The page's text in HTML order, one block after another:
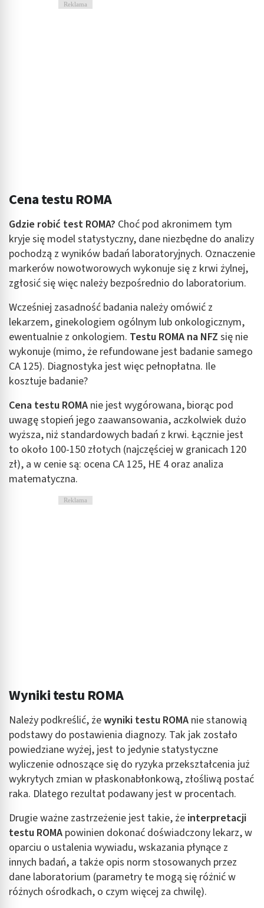
Reklama
Cena testu ROMA
Gdzie robić test ROMA? Choć pod akronimem tym
kryje się model statystyczny, dane niezbędne do analizy
pochodzą z wyników badań laboratoryjnych. Oznaczenie
markerów nowotworowych wykonuje się z krwi żylnej,
zgłosić się więc należy bezpośrednio do laboratorium.
Wcześniej zasadność badania należy omówić z
lekarzem, ginekologiem ogólnym lub onkologicznym,
ewentualnie z onkologiem. Testu ROMA na NFZ się nie
wykonuje (mimo, że refundowane jest badanie samego
CA 125). Diagnostyka jest więc pełnopłatna. Ile
kosztuje badanie?
Cena testu ROMA nie jest wygórowana, biorąc pod
uwagę stopień jego zaawansowania, aczkolwiek dużo
wyższa, niż standardowych badań z krwi. Łącznie jest
to około 100-150 złotych (najczęściej w granicach 120
zł), a w cenie są: ocena CA 125, HE 4 oraz analiza
matematyczna.
Reklama
Wyniki testu ROMA
Należy podkreślić, żewyniki testu ROMA nie stanowią
podstawy do postawienia diagnozy. Tak jak zostało
powiedziane wyżej, jest to jedynie statystyczne
wyliczenie odnoszące się do ryzyka przekształcenia już
wykrytych zmian w płaskonabłonkową, złośliwą postać
raka. Dlatego rezultat podawany jest w procentach.
Drugie ważne zastrzeżenie jest takie, że interpretacji
testu ROMA powinien dokonać doświadczony lekarz, w
oparciu o ustalenia wywiadu, wskazania płynące z
innych badań, a także opis norm stosowanych przez
dane laboratorium (parametry te mogą się różnić w
różnych ośrodkach, o czym więcej za chwilę).